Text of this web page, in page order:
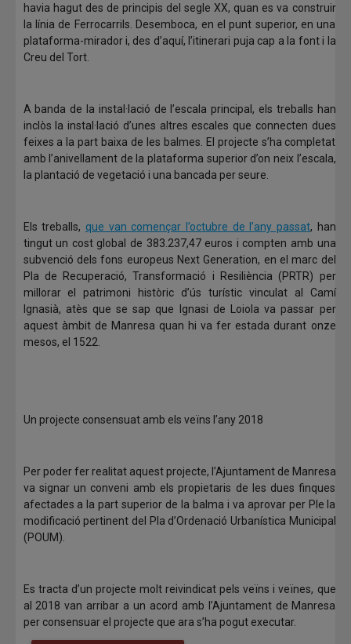
havia hagut des de principis del segle XX, quan es va construir
la línia de Ferrocarrils. Desemboca, en el punt superior, en una
plataforma-mirador i, des d’aquí, l’itinerari puja cap a la font i la
Creu del Tort.
A banda de la instal·lació de l’escala principal, els treballs han
inclòs la instal·lació d’unes altres escales que connecten dues
feixes a la part baixa de les balmes. El projecte s’ha completat
amb l’anivellament de la plataforma superior d’on neix l’escala,
la plantació de vegetació i una bancada per seure.
Els treballs, que van començar l’octubre de l’any passat, han
tingut un cost global de 383.237,47 euros i compten amb una
subvenció dels fons europeus Next Generation, en el marc del
Pla de Recuperació, Transformació i Resiliència (PRTR) per
millorar el patrimoni històric d’ús turístic vinculat al Camí
Ignasià, atès que se sap que Ignasi de Loiola va passar per
aquest àmbit de Manresa quan hi va fer estada durant onze
mesos, el 1522.
Un projecte consensuat amb els veïns l’any 2018
Per poder fer realitat aquest projecte, l’Ajuntament de Manresa
va signar un conveni amb els propietaris de les dues finques
afectades a la part superior de la balma i va aprovar per Ple la
modificació pertinent del Pla d’Ordenació Urbanística Municipal
(POUM).
Es tracta d’un projecte molt reivindicat pels veïns i veïnes, que
al 2018 van arribar a un acord amb l’Ajuntament de Manresa
per consensuar el projecte que ara s’ha pogut executar.